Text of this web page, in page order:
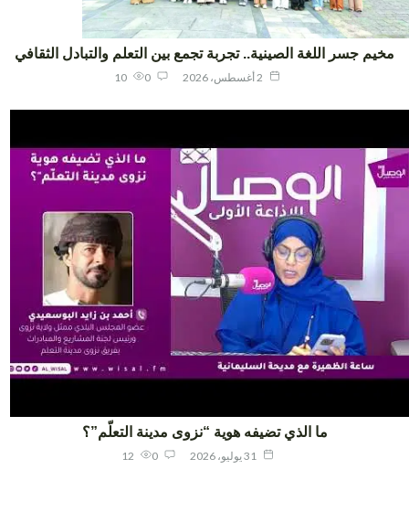
جسر اللغة الصينية.. تجربة تجمع بين التعلم والتبادل الثقافي
10
ما الذي تضيفه هوية “نزوى مدينة التعلّم”؟
12